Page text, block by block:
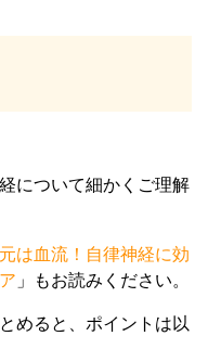
について細かくご理解
は血流！自律神経に効
」もお読みください。
めると、ポイントは以